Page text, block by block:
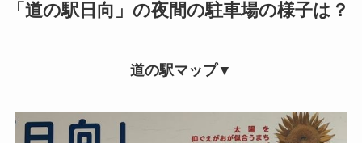
「道の駅日向」の夜間の駐車場の様子は？
道の駅マップ▼